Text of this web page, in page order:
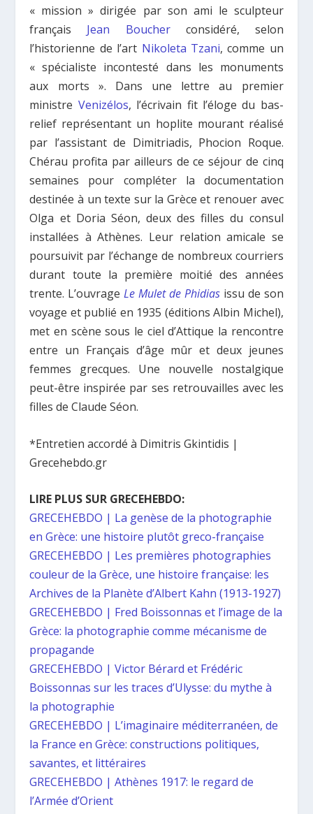
« mission » dirigée par son ami le sculpteur
français Jean Boucherconsidéré, selon
l’historienne de l’art Nikoleta Tzani, comme un
« spécialiste incontesté dans les monuments
aux morts ». Dans une lettre au premier
ministre Venizélos, l’écrivain fit l’éloge du bas-
relief représentant un hoplite mourant réalisé
par l’assistant de Dimitriadis, Phocion Roque.
Chérau profita par ailleurs de ce séjour de cinq
semaines pour compléter la documentation
destinée à un texte sur la Grèce et renouer avec
Olga et Doria Séon, deux des filles du consul
installées à Athènes. Leur relation amicale se
poursuivit par l’échange de nombreux courriers
durant toute la première moitié des années
trente. L’ouvrageLe Mulet de Phidiasissu de son
voyage et publié en 1935 (éditions Albin Michel),
met en scène sous le ciel d’Attique la rencontre
entre un Français d’âge mûr et deux jeunes
femmes grecques. Une nouvelle nostalgique
peut-être inspirée par ses retrouvailles avec les
filles de Claude Séon.
*Entretien accordé à Dimitris Gkintidis |
Grecehebdo.gr
LIRE PLUS SUR GRECEHEBDO:
GRECEHEBDO | La genèse de la photographie
en Grèce: une histoire plutôt greco-française
GRECEHEBDO | Les premières photographies
couleur de la Grèce, une histoire française: les
Archives de la Planète d’Albert Kahn (1913-1927)
GRECEHEBDO | Fred Boissonnas et l’image de la
Grèce: la photographie comme mécanisme de
propagande
GRECEHEBDO | Victor Bérard et Frédéric
Boissonnas sur les traces d’Ulysse: du mythe à
la photographie
GRECEHEBDO | L’imaginaire méditerranéen, de
la France en Grèce: constructions politiques,
savantes, et littéraires
GRECEHEBDO | Athènes 1917: le regard de
l’Armée d’Orient